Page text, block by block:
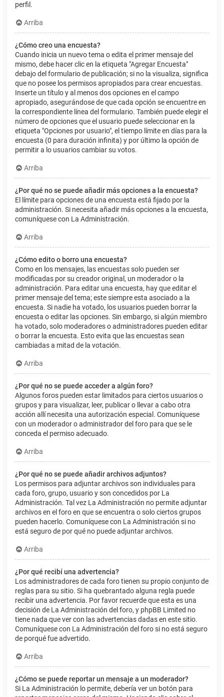
perfil.
Arriba
¿Cómo creo una encuesta?
Cuando inicia un nuevo tema o edita el primer mensaje del
mismo, debe hacer clic en la etiqueta "Agregar Encuesta"
debajo del formulario de publicación; si no la visualiza, significa
que no posee los permisos apropiados para crear encuestas.
Inserte un título y al menos dos opciones en el campo
apropiado, asegurándose de que cada opción se encuentre en
la correspondiente línea del formulario. También puede elegir el
número de opciones que el usuario puede seleccionar en la
etiqueta "Opciones por usuario", el tiempo límite en días para la
encuesta (0 para duración infinita) y por último la opción de
permitir a lo usuarios cambiar su votos.
Arriba
¿Por qué no se puede añadir más opciones a la encuesta?
El límite para opciones de una encuesta está fijado por la
administración. Si necesita añadir más opciones a la encuesta,
comuníquese con La Administración.
Arriba
¿Cómo edito o borro una encuesta?
Como en los mensajes, las encuestas solo pueden ser
modificadas por su creador original, un moderador o la
administración. Para editar una encuesta, hay que editar el
primer mensaje del tema; este siempre esta asociado a la
encuesta. Si nadie ha votado, los usuarios pueden borrar la
encuesta o editar las opciones. Sin embargo, si algún miembro
ha votado, solo moderadores o administradores pueden editar
o borrar la encuesta. Esto evita que las encuestas sean
cambiadas a mitad de la votación.
Arriba
¿Por qué no se puede acceder a algún foro?
Algunos foros pueden estar limitados para ciertos usuarios o
grupos y para visualizar, leer, publicar o llevar a cabo otra
acción allí necesita una autorización especial. Comuníquese
con un moderador o administrador del foro para que se le
conceda el permiso adecuado.
Arriba
¿Por qué no se puede añadir archivos adjuntos?
Los permisos para adjuntar archivos son individuales para
cada foro, grupo, usuario y son concedidos por La
Administración. Tal vez La Administración no permite adjuntar
archivos en el foro en que se encuentra o solo ciertos grupos
pueden hacerlo. Comuníquese con La Administración si no
está seguro de por qué no puede adjuntar archivos.
Arriba
¿Por qué recibí una advertencia?
Los administradores de cada foro tienen su propio conjunto de
reglas para su sitio. Si ha quebrantado alguna regla puede
recibir una advertencia. Por favor recuerde que esta es una
decisión de La Administración del foro, y phpBB Limited no
tiene nada que ver con las advertencias dadas en este sitio.
Comuníquese con La Administración del foro si no está seguro
de porqué fue advertido.
Arriba
¿Cómo se puede reportar un mensaje a un moderador?
Si La Administración lo permite, debería ver un botón para